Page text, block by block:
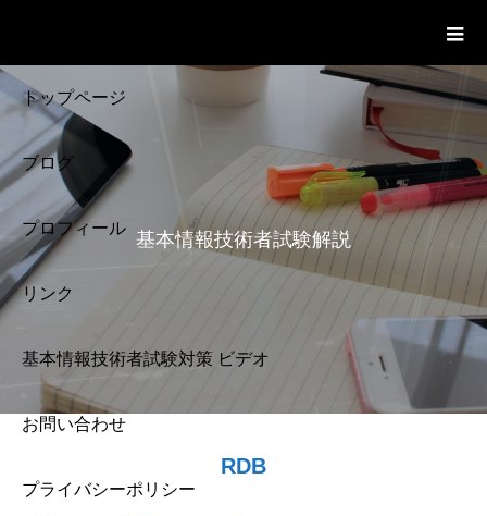
トップページ
ブログ
プロフィール
リンク
基本情報技術者試験対策 ビデオ
お問い合わせ
プライバシーポリシー
基本情報技術者試験解説
RDB